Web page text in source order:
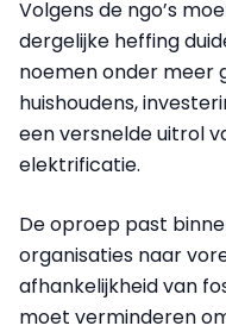
Volgens de ngo’s
dergelijke heffing
noemen onder meer
huishoudens,
een versnelde uitrol
elektrificatie.
De oproep past
organisaties naar
afhankelijkheid van
moet verminderen